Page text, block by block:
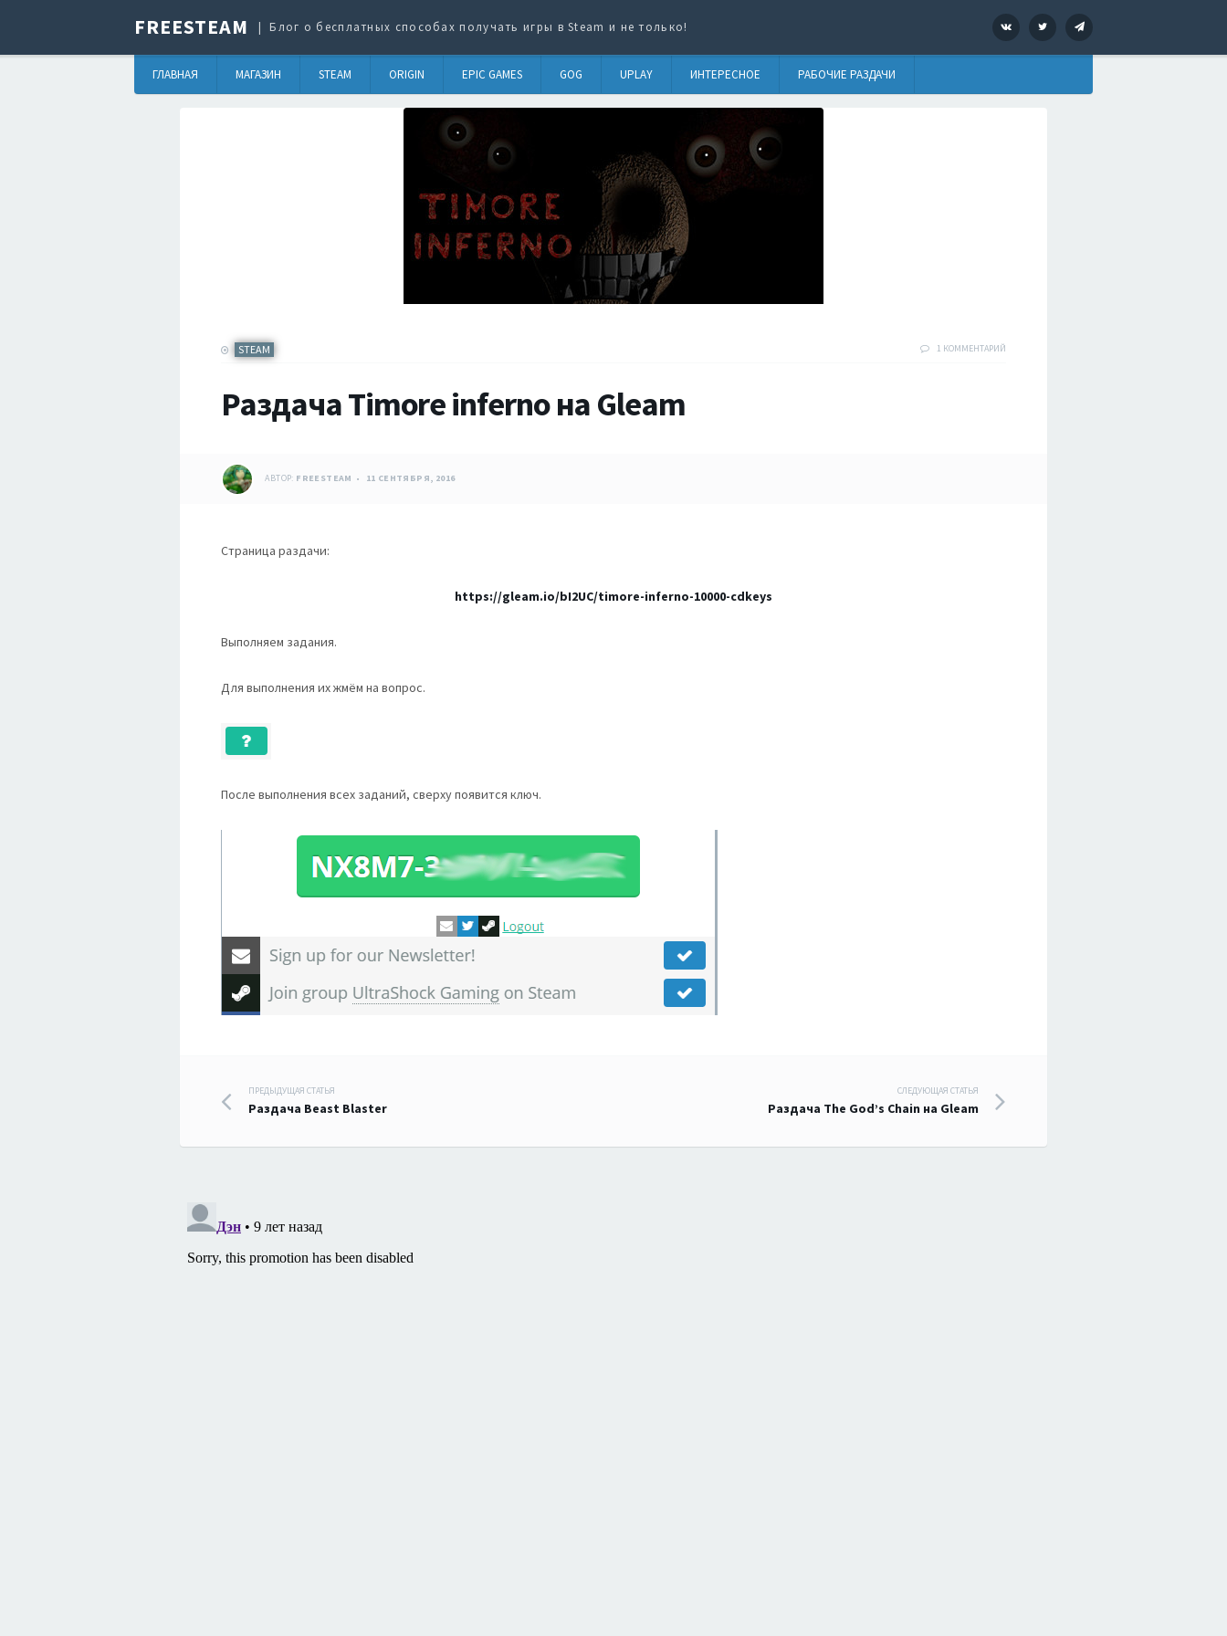
FREESTEAM Блог о бесплатных способах получать игры в Steam и не только! VK Twitter
ГЛАВНАЯ МАГАЗИН STEAM ORIGIN EPIC GAMES GOG UPLAY ИНТЕРЕСНОЕ РАБОЧИЕ РАЗДАЧИ
STEAM 1 КОММЕНТАРИЙ
Раздача Timore inferno на Gleam
АВТОР: FREESTEAM 11 СЕНТЯБРЯ, 2016
Страница раздачи:
https://gleam.io/bI2UC/timore-inferno-10000-cdkeys
Выполняем задания.
Для выполнения их жмём на вопрос.
После выполнения всех заданий, сверху появится ключ.
Навигация
по
ПРЕДЫДУЩАЯ СТАТЬЯ
Раздача Beast Blaster
СЛЕДУЮЩАЯ СТАТЬЯ
Раздача The God’s Chain на Gleam